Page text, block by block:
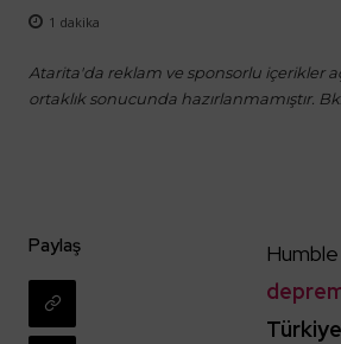
1 dakika
Atarita'da reklam ve sponsorlu içerikler
ortaklık sonucunda hazırlanmamıştır.
Paylaş